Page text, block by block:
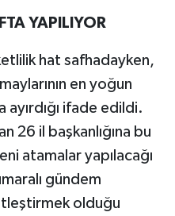
YAPILIYOR
hat safhadayken,
en yoğun
ifade edildi.
26 il başkanlığına bu
atamalar yapılacağı
gündem
olduğu